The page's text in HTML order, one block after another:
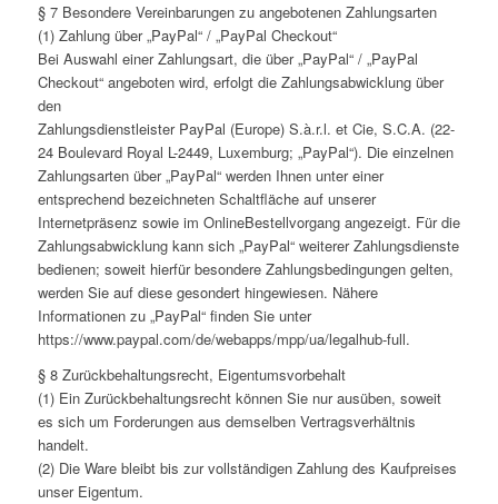
§ 7 Besondere Vereinbarungen zu angebotenen Zahlungsarten
(1) Zahlung über „PayPal“ / „PayPal Checkout“
Bei Auswahl einer Zahlungsart, die über „PayPal“ / „PayPal
Checkout“ angeboten wird, erfolgt die Zahlungsabwicklung über
den
Zahlungsdienstleister PayPal (Europe) S.à.r.l. et Cie, S.C.A. (22-
24 Boulevard Royal L-2449, Luxemburg; „PayPal“). Die einzelnen
Zahlungsarten über „PayPal“ werden Ihnen unter einer
entsprechend bezeichneten Schaltfläche auf unserer
Internetpräsenz sowie im OnlineBestellvorgang angezeigt. Für die
Zahlungsabwicklung kann sich „PayPal“ weiterer Zahlungsdienste
bedienen; soweit hierfür besondere Zahlungsbedingungen gelten,
werden Sie auf diese gesondert hingewiesen. Nähere
Informationen zu „PayPal“ finden Sie unter
https://www.paypal.com/de/webapps/mpp/ua/legalhub-full.
§ 8 Zurückbehaltungsrecht, Eigentumsvorbehalt
(1) Ein Zurückbehaltungsrecht können Sie nur ausüben, soweit
es sich um Forderungen aus demselben Vertragsverhältnis
handelt.
(2) Die Ware bleibt bis zur vollständigen Zahlung des Kaufpreises
unser Eigentum.